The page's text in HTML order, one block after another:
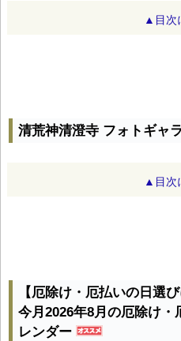
▲目次
清荒神清澄寺 フォトギャ
▲目次
【厄除け・厄払いの日選
今月2026年8月の厄除け・
レンダー